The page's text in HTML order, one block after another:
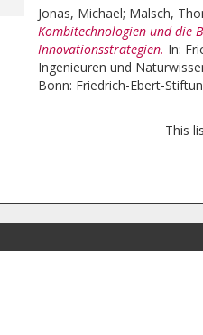
Jonas, Michael; Malsch,
Kombitechnologien und die
Innovationsstrategien. In:
Ingenieuren und
Bonn: Friedrich-Ebert-
This